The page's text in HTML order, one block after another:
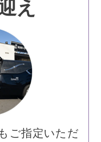
え
ご指定いただ